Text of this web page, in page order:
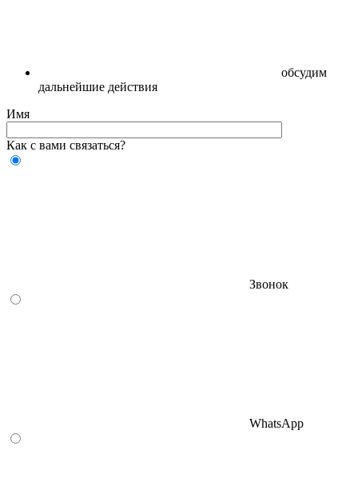
обсудим
дальнейшие действия
Имя
Как с вами связаться?
Звонок
WhatsApp